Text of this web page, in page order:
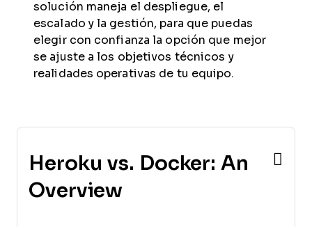
solución maneja el despliegue, el
escalado y la gestión, para que puedas
elegir con confianza la opción que mejor
se ajuste a los objetivos técnicos y
realidades operativas de tu equipo.
Heroku vs. Docker: An
Overview